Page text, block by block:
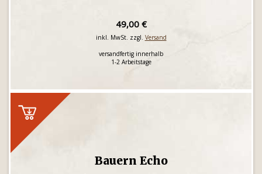
49,00 €
inkl. MwSt. zzgl. Versand
versandfertig innerhalb
1-2 Arbeitstage
Bauern Echo